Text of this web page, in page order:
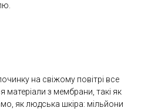
на свіжому повітрі все
з мембрани, такі як
як людська шкіра: мільйони